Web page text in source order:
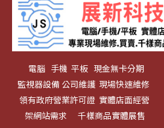
電腦 手機 平板 現金無卡分期
監視器設備 公司維護 現場快速維修
領有政府營業許可證 實體店面經營
架網站需求 千樣商品實體展售